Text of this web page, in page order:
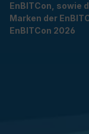
EnBITCon, sowie
Marken der
EnBITCon 2026